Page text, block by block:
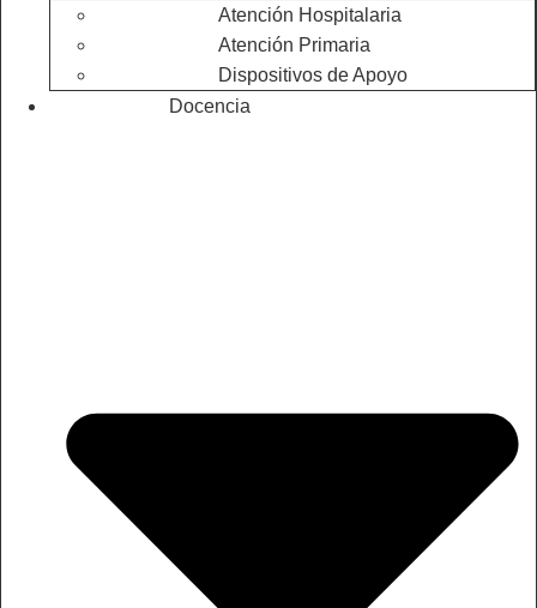
Atención Hospitalaria
Atención Primaria
Dispositivos de Apoyo
Docencia